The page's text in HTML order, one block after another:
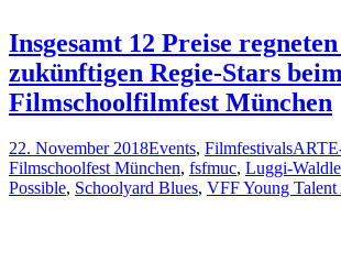
Insgesamt 12 Preise
zukünftigen Regie-Stars beim
Filmschoolfilmfest München
22. November 2018Events, Filmfestivals
Filmschoolfest München, fsfmuc, Luggi-
Possible, Schoolyard Blues, VFF Young